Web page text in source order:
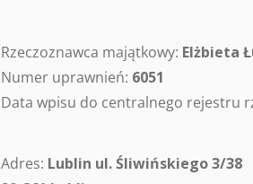
Rzeczoznawca majątkowy: Elżbieta
Numer uprawnień: 6051
Data wpisu do centralnego rejestru
Adres: Lublin ul. Śliwińskiego 3/38